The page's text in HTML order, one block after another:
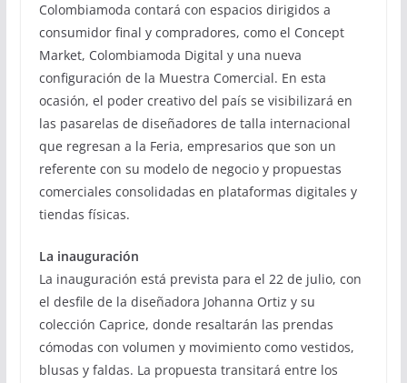
Colombiamoda contará con espacios dirigidos a
consumidor final y compradores, como el Concept
Market, Colombiamoda Digital y una nueva
configuración de la Muestra Comercial. En esta
ocasión, el poder creativo del país se visibilizará en
las pasarelas de diseñadores de talla internacional
que regresan a la Feria, empresarios que son un
referente con su modelo de negocio y propuestas
comerciales consolidadas en plataformas digitales y
tiendas físicas.
La inauguración
La inauguración está prevista para el 22 de julio, con
el desfile de la diseñadora Johanna Ortiz y su
colección Caprice, donde resaltarán las prendas
cómodas con volumen y movimiento como vestidos,
blusas y faldas. La propuesta transitará entre los